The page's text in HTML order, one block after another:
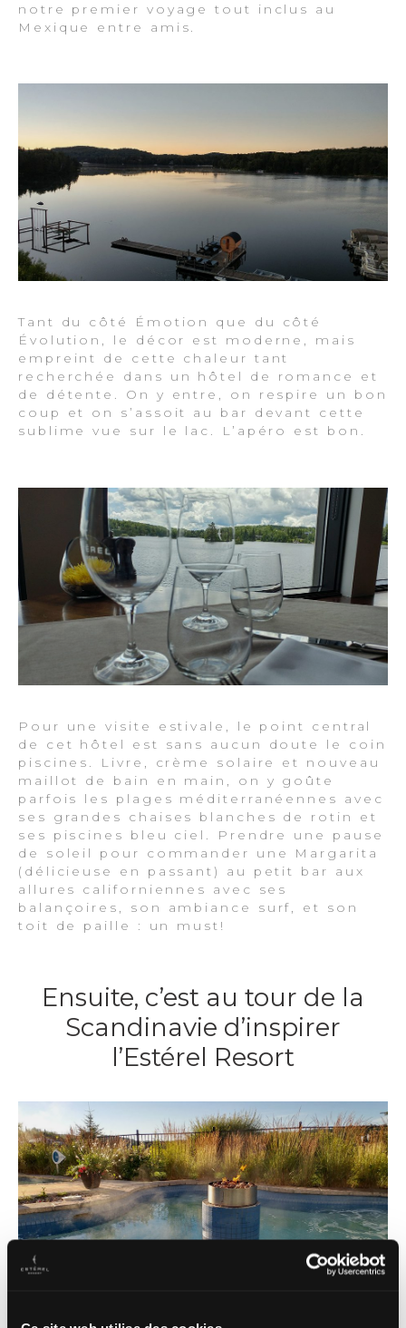
notre premier voyage tout inclus au
Mexique entre amis.
Tant du côté Émotion que du côté
Évolution, le décor est moderne, mais
empreint de cette chaleur tant
recherchée dans un hôtel de romance et
de détente. On y entre, on respire un bon
coup et on s’assoit au bar devant cette
sublime vue sur le lac. L’apéro est bon.
Pour une visite estivale, le point central
de cet hôtel est sans aucun doute le coin
piscines. Livre, crème solaire et nouveau
maillot de bain en main, on y goûte
parfois les plages méditerranéennes avec
ses grandes chaises blanches de rotin et
ses piscines bleu ciel. Prendre une pause
de soleil pour commander une Margarita
(délicieuse en passant) au petit bar aux
allures californiennes avec ses
balançoires, son ambiance surf, et son
toit de paille : un must!
Ensuite, c’est au tour de la
Scandinavie d’inspirer
l’Estérel Resort